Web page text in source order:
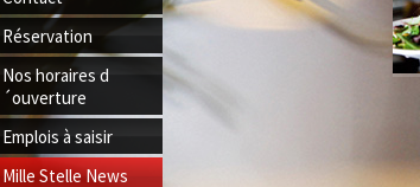
Réservation
Nos horaires d
´ouverture
Emplois à saisir
Mille Stelle News